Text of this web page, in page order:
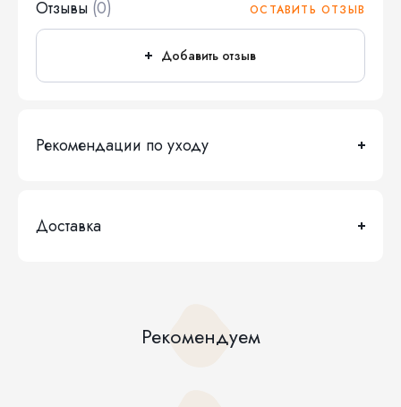
Отзывы (0) ОСТАВИТЬ ОТЗЫВ
Добавить отзыв
Рекомендации по уходу
Доставка
Рекомендуем